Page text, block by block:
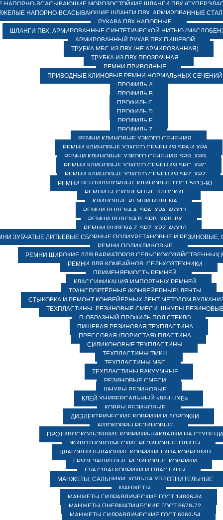
НАПОРНО-ВСАСЫВАЮЩИЕ МОРОЗОСТОЙКИЕ ШЛАНГИ ПВХ
НАПОРНО-ВСАСЫВАЮЩИЕ ШЛАНГИ ПВХ, АРМИРОВАННЫЕ
РУКАВА ПВХ НАПОРНЫЕ
ШЛАНГИ ПВХ, АРМИРОВАННЫЕ СИНТЕТИЧЕСКОЙ НИТЬЮ
АРМИРОВАННЫЙ РУКАВ ПВХ ПИЩЕВОЙ
ТРУБКА МБС ИЗ ПВХ (НЕ АРМИРОВАННАЯ)
ТРУБКА ИЗ ПВХ ПРОЗРАЧНАЯ
РЕМНИ ПРИВОДНЫЕ
ПРИВОДНЫЕ КЛИНОВЫЕ РЕМНИ НОРМАЛЬНЫХ СЕЧЕНИЙ
ПРОФИЛЬ A
ПРОФИЛЬ B
ПРОФИЛЬ C
ПРОФИЛЬ D
ПРОФИЛЬ E
ПРОФИЛЬ Z
РЕМНИ КЛИНОВЫЕ УЗКОГО СЕЧЕНИЯ
РЕМНИ КЛИНОВЫЕ УЗКОГО СЕЧЕНИЯ SPA И XPA
РЕМНИ КЛИНОВЫЕ УЗКОГО СЕЧЕНИЯ SPB, XPB
РЕМНИ КЛИНОВЫЕ УЗКОГО СЕЧЕНИЯ SPC, XPC
РЕМНИ КЛИНОВЫЕ УЗКОГО СЕЧЕНИЯ SPZ, XPZ
РЕМНИ ВЕНТИЛЯТОРНЫЕ КЛИНОВЫЕ ГОСТ 5813-93
РЕМНИ БЕСКОНЕЧНЫЕ ПЛОСКИЕ
КЛИНОВЫЕ РЕМНИ RUBENA
РЕМНИ RUBENA А, SPA, XPA, AVX13
РЕМНИ RUBENA В, SPВ, ХPВ, ВХ
РЕМНИ RUBENA Z, SPZ, XPZ, AVX10
ЗУБЧАТЫЕ ЛИТЬЕВЫЕ СБОРНЫЕ ПОЛИУРЕТАНОВЫЕ И РЕЗИНОВЫЕ,
РЕМНИ ПОЛИКЛИНОВЫЕ
РЕМНИ ШИРОКИЕ ДЛЯ ВАРИАТОРОВ СЕЛЬСКОХОЗЯЙСТВЕННЫХ
РЕМНИ ДЛЯ КОМБАЙНОВ, СЕЛЬХОЗТЕХНИКИ
ПРИМЕНЯЕМОСТЬ РЕМНЕЙ
КЛАССИФИКАЦИЯ ИМПОРТНЫХ РЕМНЕЙ
ТРАНСПОРТЁРНЫЕ (КОНВЕЙЕРНЫЕ) ЛЕНТЫ
СТЫКОВКА И РЕМОНТ КОНВЕЙЕРНЫХ ЛЕНТ МЕТОДОМ
ТЕХПЛАСТИНЫ, РЕЗИНОВЫЕ СМЕСИ, ШНУРЫ
П-ОБРАЗНЫЙ ПРОФИЛЬ ПОД СТЕКЛО
ПИЩЕВАЯ РЕЗИНОВАЯ ТЕХПЛАСТИНА
ПРЕССОВАЯ (ПОРИСТАЯ) ПЛАСТИНА
СИЛИКОНОВЫЕ ТЕХПЛАСТИНЫ
ТЕХПЛАСТИНЫ ТМКЩ
ТЕХПЛАСТИНЫ МБС
ТЕХПЛАСТИНЫ ВАКУУМНЫЕ
РЕЗИНОВЫЕ СМЕСИ
ШНУРЫ РЕЗИНОВЫЕ
КЛЕЙ УНИВЕРСАЛЬНЫЙ «88-LUXE»
КОВРЫ РЕЗИНОВЫЕ
ДИЭЛЕКТРИЧЕСКИЕ КОВРИКИ И ДОРОЖКИ
АВТОКОВРЫ РЕЗИНОВЫЕ
ПРОТИВОСКОЛЬЗЯЩИЕ КОВРИКИ-НАКЛАДКИ НА СТУПЕНИ
ЖИВОТНОВОДЧЕСКИЕ РЕЗИНОВЫЕ ПЛИТЫ
ВЛАГОВПИТЫВАЮЩИЕ КОВРИКИ ТИПА КОВРОЛИН
ГРЯЗЕЗАЩИТНЫЕ РЕЗИНОВЫЕ КОВРИКИ
EVA (ЭВА) КОВРИКИ И ПЛАСТИНЫ
МАНЖЕТЫ, САЛЬНИКИ, КОЛЬЦА УПЛОТНИТЕЛЬНЫЕ
МАНЖЕТЫ
МАНЖЕТЫ ГИДРАВЛИЧЕСКИЕ ГОСТ 14896-84
МАНЖЕТЫ ПНЕВМАТИЧЕСКИЕ ГОСТ 6678-72
МАНЖЕТЫ ГИДРАВЛИЧЕСКИЕ ГОСТ 6969-54